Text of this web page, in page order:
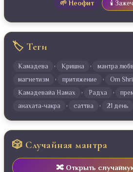
🌱 Неофит 🕯️
🏷️ Теги
Камадева , Кришна , мантра
магнетизм , притяжение , Om
Камадевайа Намах , Радха ,
анахата-чакра , саттва , 21 день
🎲 Случайная мантра
🔀 Открыть